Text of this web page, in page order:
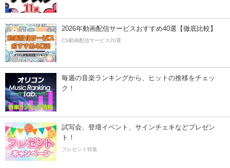
2026年動画配信サービスおすすめ40選【徹底比較】
CS動画配信サービス20選
毎週の音楽ランキングから、ヒットの推移をチェッ
ク！
試写会、登壇イベント、サインチェキなどプレゼン
ト！
プレゼント特集